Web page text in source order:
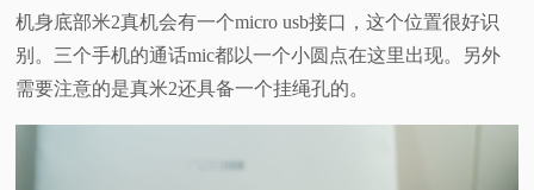
机身底部米2真机会有一个micro usb接口，这个位置很好识
别。三个手机的通话mic都以一个小圆点在这里出现。另外
需要注意的是真米2还具备一个挂绳孔的。